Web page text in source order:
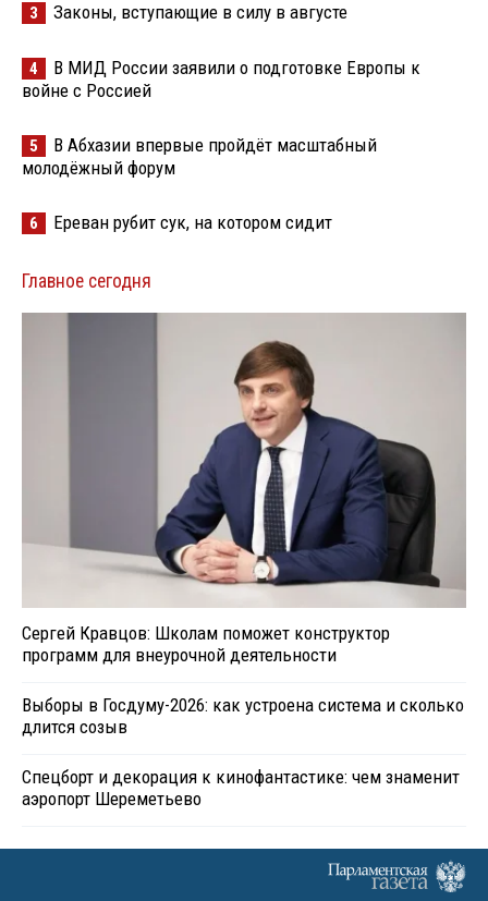
3 Законы, вступающие в силу в августе
4
В МИД России заявили о подготовке Европы к
войне с Россией
5
В Абхазии впервые пройдёт масштабный
молодёжный форум
6 Ереван рубит сук, на котором сидит
Главное сегодня
Сергей Кравцов: Школам поможет конструктор
программ для внеурочной деятельности
Выборы в Госдуму-2026: как устроена система и сколько
длится созыв
Спецборт и декорация к кинофантастике: чем знаменит
аэропорт Шереметьево